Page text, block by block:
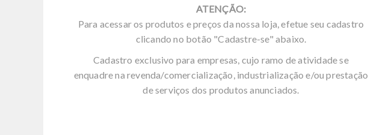
ATENÇÃO:
Para acessar os produtos e preços da nossa loja, efetue seu cadastro
clicando no botão "Cadastre-se" abaixo.
Cadastro exclusivo para empresas, cujo ramo de atividade se
enquadre na revenda/comercialização, industrialização e/ou prestação
de serviços dos produtos anunciados.